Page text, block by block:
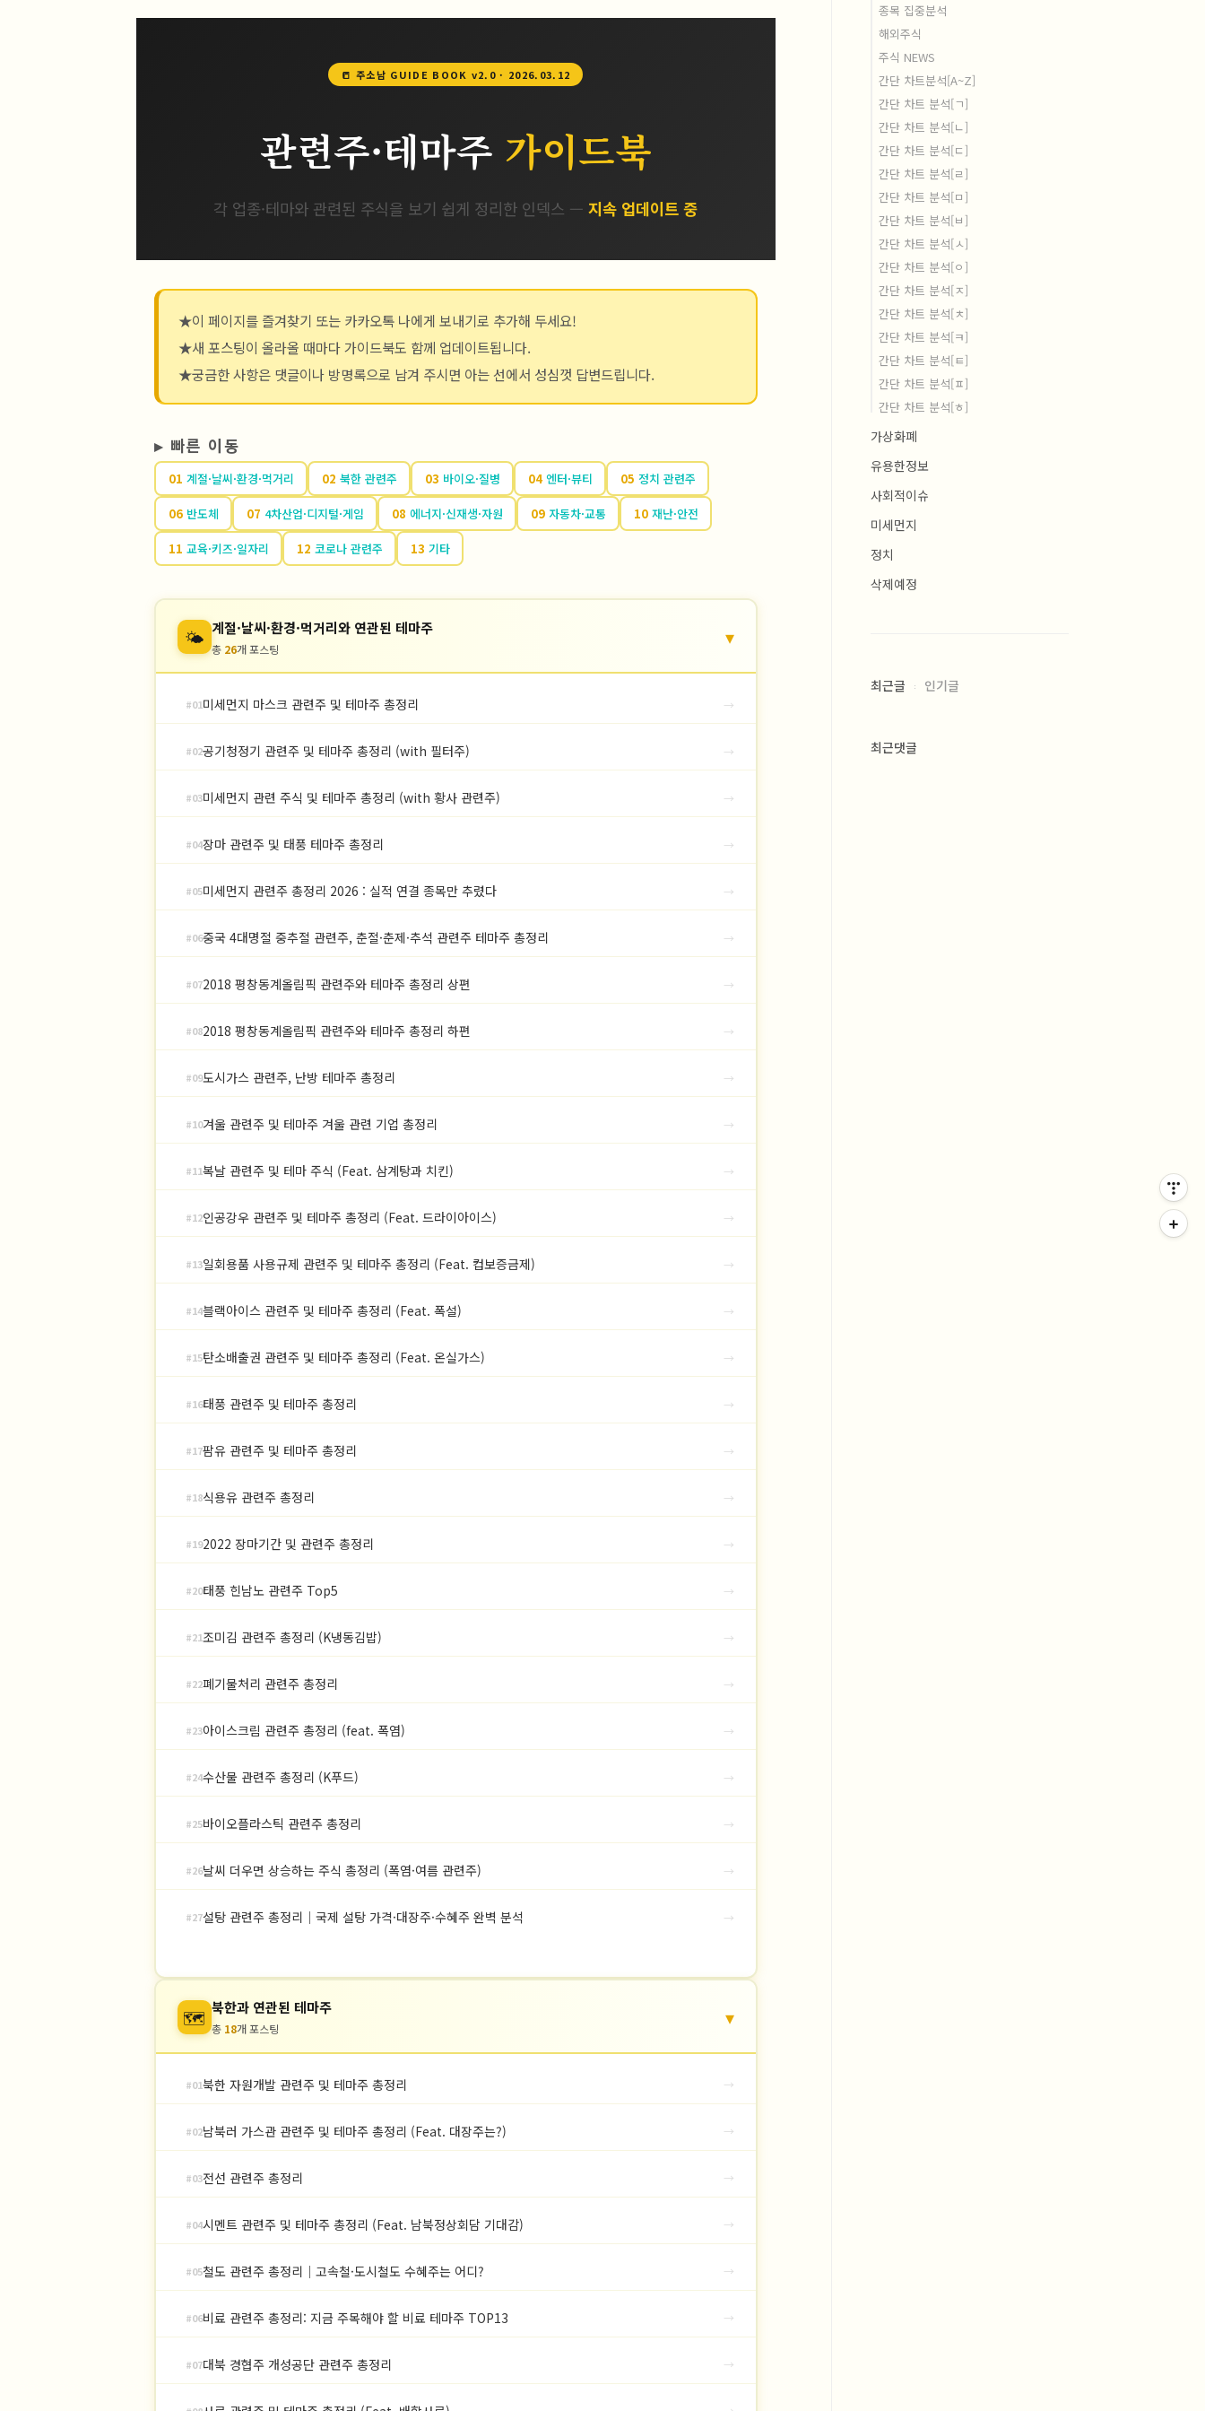
📒 주소남 GUIDE BOOK v2.0 · 2026.03.12
관련주·테마주 가이드북
각 업종·테마와 관련된 주식을 보기 쉽게 정리한 인덱스 —지속 업데이트 중
★이 페이지를 즐겨찾기 또는 카카오톡 나에게 보내기로 추가해 두세요!
★새 포스팅이 올라올 때마다 가이드북도 함께 업데이트됩니다.
★궁금한 사항은 댓글이나 방명록으로 남겨 주시면 아는 선에서 성심껏 답변드립니다.
▸ 빠른 이동
01 계절·날씨·환경·먹거리 02 북한 관련주 03 바이오·질병 04 엔터·뷰티 05 정치 관련주
06 반도체 07 4차산업·디지털·게임 08 에너지·신재생·자원 09 자동차·교통 10 재난·안전
11 교육·키즈·일자리 12 코로나 관련주 13 기타
🌤 계절·날씨·환경·먹거리와 연관된 테마주
총 26개 포스팅 ▾
#01미세먼지 마스크 관련주 및 테마주 총정리 →
#02공기청정기 관련주 및 테마주 총정리 (with 필터주) →
#03미세먼지 관련 주식 및 테마주 총정리 (with 황사 관련주) →
#04장마 관련주 및 태풍 테마주 총정리 →
#05미세먼지 관련주 총정리 2026 : 실적 연결 종목만 추렸다 →
#06중국 4대명절 중추절 관련주, 춘절·춘제·추석 관련주 테마주 총정리 →
#072018 평창동계올림픽 관련주와 테마주 총정리 상편 →
#082018 평창동계올림픽 관련주와 테마주 총정리 하편 →
#09도시가스 관련주, 난방 테마주 총정리 →
#10겨울 관련주 및 테마주 겨울 관련 기업 총정리 →
#11복날 관련주 및 테마 주식 (Feat. 삼계탕과 치킨) →
#12인공강우 관련주 및 테마주 총정리 (Feat. 드라이아이스) →
#13일회용품 사용규제 관련주 및 테마주 총정리 (Feat. 컵보증금제) →
#14블랙아이스 관련주 및 테마주 총정리 (Feat. 폭설) →
#15탄소배출권 관련주 및 테마주 총정리 (Feat. 온실가스) →
#16태풍 관련주 및 테마주 총정리 →
#17팜유 관련주 및 테마주 총정리 →
#18식용유 관련주 총정리 →
#192022 장마기간 및 관련주 총정리 →
#20태풍 힌남노 관련주 Top5 →
#21조미김 관련주 총정리 (K냉동김밥) →
#22폐기물처리 관련주 총정리 →
#23아이스크림 관련주 총정리 (feat. 폭염) →
#24수산물 관련주 총정리 (K푸드) →
#25바이오플라스틱 관련주 총정리 →
#26날씨 더우면 상승하는 주식 총정리 (폭염·여름 관련주) →
#27설탕 관련주 총정리｜국제 설탕 가격·대장주·수혜주 완벽 분석 →
🗺 북한과 연관된 테마주
총 18개 포스팅 ▾
#01북한 자원개발 관련주 및 테마주 총정리 →
#02남북러 가스관 관련주 및 테마주 총정리 (Feat. 대장주는?) →
#03전선 관련주 총정리 →
#04시멘트 관련주 및 테마주 총정리 (Feat. 남북정상회담 기대감) →
#05철도 관련주 총정리｜고속철·도시철도 수혜주는 어디? →
#06비료 관련주 총정리: 지금 주목해야 할 비료 테마주 TOP13 →
#07대북 경협주 개성공단 관련주 총정리 →
종목 집중분석
해외주식
주식 NEWS
간단 차트분석[A~Z]
간단 차트 분석[ㄱ]
간단 차트 분석[ㄴ]
간단 차트 분석[ㄷ]
간단 차트 분석[ㄹ]
간단 차트 분석[ㅁ]
간단 차트 분석[ㅂ]
간단 차트 분석[ㅅ]
간단 차트 분석[ㅇ]
간단 차트 분석[ㅈ]
간단 차트 분석[ㅊ]
간단 차트 분석[ㅋ]
간단 차트 분석[ㅌ]
간단 차트 분석[ㅍ]
간단 차트 분석[ㅎ]
가상화폐
유용한정보
사회적이슈
미세먼지
정치
삭제예정
최근글 인기글
최근댓글